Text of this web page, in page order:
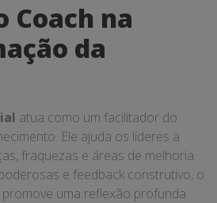
Coach na
da
atua como um facilitador do
Ele ajuda os líderes a
fraquezas e áreas de melhoria.
e feedback construtivo, o
promove uma reflexão profunda